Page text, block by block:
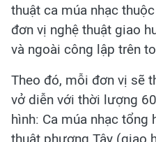
thuật ca múa nhạc
đơn vị nghệ thuật giao
và ngoài công lập trên
Theo đó, mỗi đơn vị sẽ
vở diễn với thời lượng
hình: Ca múa nhạc tổng